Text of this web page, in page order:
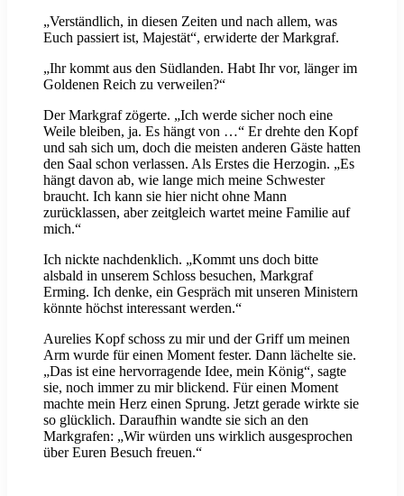
„Verständlich, in diesen Zeiten und nach allem, was
Euch passiert ist, Majestät“, erwiderte der Markgraf.
„Ihr kommt aus den Südlanden. Habt Ihr vor, länger im
Goldenen Reich zu verweilen?“
Der Markgraf zögerte. „Ich werde sicher noch eine
Weile bleiben, ja. Es hängt von …“ Er drehte den Kopf
und sah sich um, doch die meisten anderen Gäste hatten
den Saal schon verlassen. Als Erstes die Herzogin. „Es
hängt davon ab, wie lange mich meine Schwester
braucht. Ich kann sie hier nicht ohne Mann
zurücklassen, aber zeitgleich wartet meine Familie auf
mich.“
Ich nickte nachdenklich. „Kommt uns doch bitte
alsbald in unserem Schloss besuchen, Markgraf
Erming. Ich denke, ein Gespräch mit unseren Ministern
könnte höchst interessant werden.“
Aurelies Kopf schoss zu mir und der Griff um meinen
Arm wurde für einen Moment fester. Dann lächelte sie.
„Das ist eine hervorragende Idee, mein König“, sagte
sie, noch immer zu mir blickend. Für einen Moment
machte mein Herz einen Sprung. Jetzt gerade wirkte sie
so glücklich. Daraufhin wandte sie sich an den
Markgrafen: „Wir würden uns wirklich ausgesprochen
über Euren Besuch freuen.“